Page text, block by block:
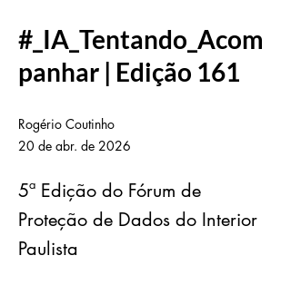
#_IA_Tentando_Acom
panhar | Edição 161
Rogério Coutinho
20 de abr. de 2026
5ª Edição do Fórum de
Proteção de Dados do Interior
Paulista